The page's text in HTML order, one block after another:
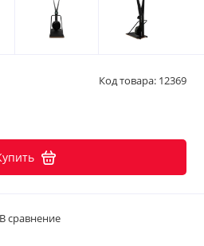
Код товара: 12369
В сравнение